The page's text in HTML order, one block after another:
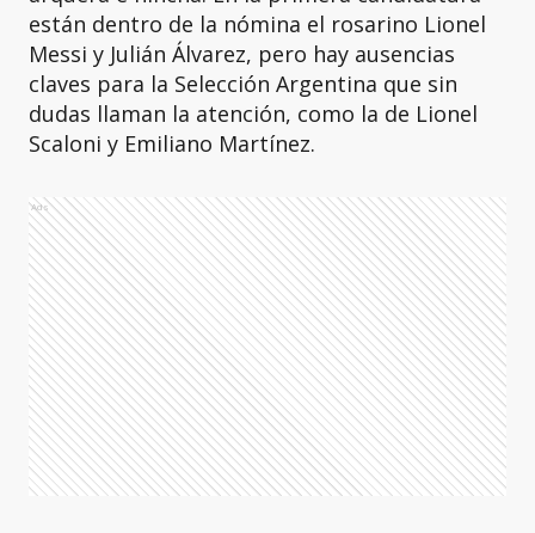
están dentro de la nómina el rosarino Lionel
Messi y Julián Álvarez, pero hay ausencias
claves para la Selección Argentina que sin
dudas llaman la atención, como la de Lionel
Scaloni y Emiliano Martínez.
Ads